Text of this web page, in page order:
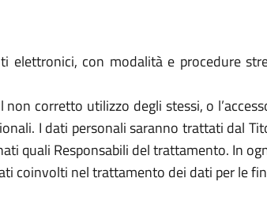
con modalità e procedure
corretto utilizzo degli stessi, o
I dati personali saranno trattati dal
quali Responsabili del trattamento. In
coinvolti nel trattamento dei dati per le